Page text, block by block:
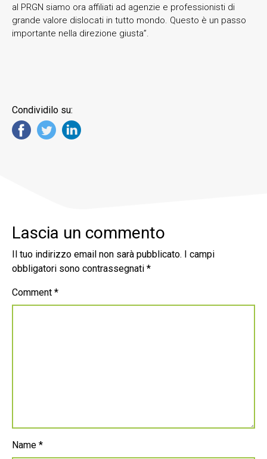
al PRGN siamo ora affiliati ad agenzie e professionisti di
grande valore dislocati in tutto mondo. Questo è un passo
importante nella direzione giusta”.
Condividilo su:
Lascia un commento
Il tuo indirizzo email non sarà pubblicato.
I campi
obbligatori sono contrassegnati *
Comment *
Name *